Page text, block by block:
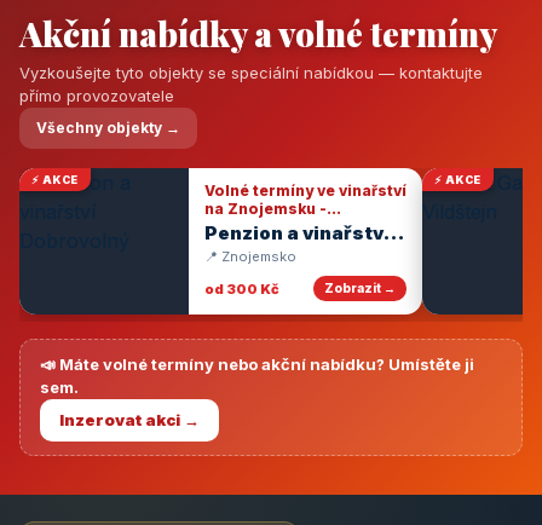
Akční nabídky a volné termíny
Vyzkoušejte tyto objekty se speciální nabídkou — kontaktujte
přímo provozovatele
Všechny objekty →
⚡ AKCE
Volné termíny ve vinařství
na Znojemsku -
degustace vín
Penzion a vinařství
Dobrovolný
📍 Znojemsko
od 300 Kč
Zobrazit →
⚡ AKCE
📣 Máte volné termíny nebo akční nabídku? Umístěte ji
sem.
Inzerovat akci →